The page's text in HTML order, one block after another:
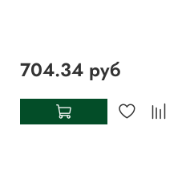
704.34 руб